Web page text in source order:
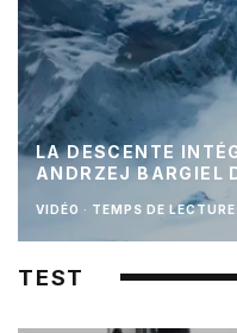
LA DESCENTE
ANDRZEJ BARGIEL
VIDÉO · TEMPS DE
TEST